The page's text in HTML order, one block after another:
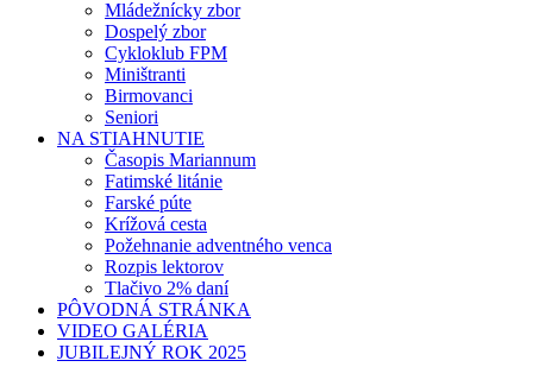
Mládežnícky zbor
Dospelý zbor
Cykloklub FPM
Miništranti
Birmovanci
Seniori
NA STIAHNUTIE
Časopis Mariannum
Fatimské litánie
Farské púte
Krížová cesta
Požehnanie adventného venca
Rozpis lektorov
Tlačivo 2% daní
PÔVODNÁ STRÁNKA
VIDEO GALÉRIA
JUBILEJNÝ ROK 2025